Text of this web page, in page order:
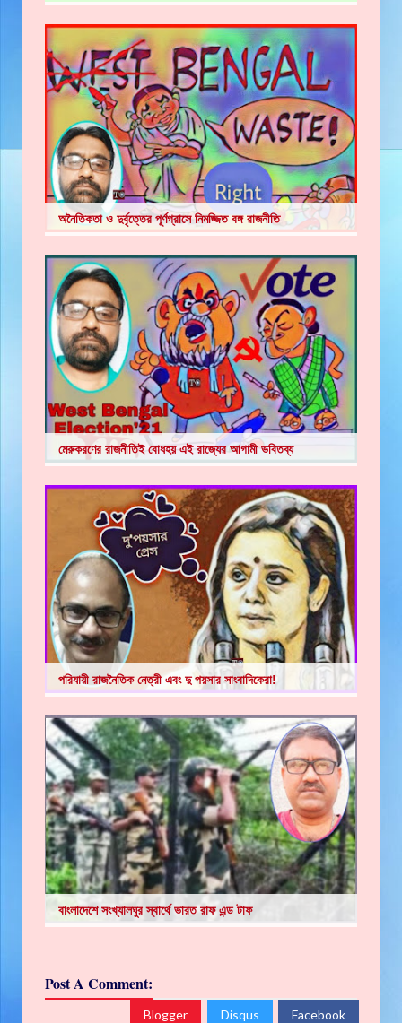
অনৈতিকতা ও দুর্বৃত্তের পূর্ণগ্রাসে নিমজ্জিত বঙ্গ রাজনীতি
মেরুকরণের রাজনীতিই বোধহয় এই রাজ্যের আগামী ভবিতব্য
পরিযায়ী রাজনৈতিক নেত্রী এবং দু পয়সার সাংবাদিকেরা!
বাংলাদেশে সংখ্যালঘুর স্বার্থে ভারত রাফ এন্ড টাফ
Post A Comment:
Blogger Disqus Facebook